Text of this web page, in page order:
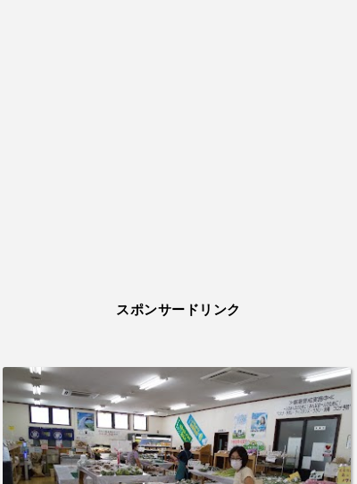
スポンサードリンク